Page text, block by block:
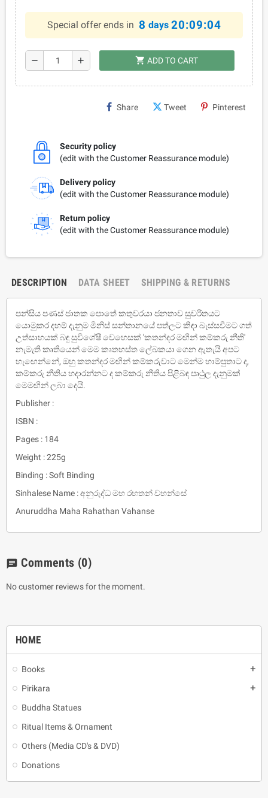
HOME
Books add
Pirikara add
Buddha Statues
Ritual Items & Ornament
Others (Media CD's & DVD)
Donations
Special offer ends in 8 days 20:09:03
remove add shopping_cart ADD TO CART
Share Tweet Pinterest
Security policy
(edit with the Customer Reassurance module)
Delivery policy
(edit with the Customer Reassurance module)
Return policy
(edit with the Customer Reassurance module)
DESCRIPTION DATA SHEET SHIPPING & RETURNS
පන්සිය පණස් ජාතක පොතේ කතුවරයා ජනතාව සුචරිතයට
යොමුකර දහම් දැනුම මිනිස් සන්තානයේ පත්ලට කිඳා බැස්සවීමට ගත්
උත්සාහයක් බඳු සුවිශේෂී වෙහෙසක් 'කතන්දර මඟින් කම්කරු නීති'
නැමැති කෘතියෙන් මෙම කෘතහස්ත ලේඛකයා ගෙන ඇතැයි අපට
හැඟෙන්නේ, ඔහු කතන්දර මඟින් කම්කරුවාට මෙන්ම හාම්පුතාට ද,
කම්කරු නීතිය හදාරන්නට ද කම්කරු නීතිය පිළිබඳ පෘථුල දැනුමක්
මෙමඟින් ලබා දෙයි.
Publisher :
ISBN :
Pages : 184
Weight : 225g
Binding : Soft Binding
Sinhalese Name : අනුරුද්ධ මහ රහතන් වහන්සේ
Anuruddha Maha Rahathan Vahanse
chat Comments (0)
No customer reviews for the moment.